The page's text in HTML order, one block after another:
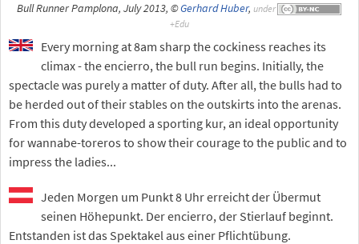
Bull Runner Pamplona, July 2013, ©Gerhard Huber, under
Every morning at 8am sharp the cockiness reaches its
climax - the encierro, the bull run begins. Initially, the
spectacle was purely a matter of duty. After all, the bulls had to
be herded out of their stables on the outskirts into the arenas.
From this duty developed a sporting kur, an ideal opportunity
for wannabe-toreros to show their courage to the public and to
impress the ladies...
Jeden Morgen um Punkt 8 Uhr erreicht der Übermut
seinen Höhepunkt. Der encierro, der Stierlauf beginnt.
Entstanden ist das Spektakel aus einer Pflichtübung.